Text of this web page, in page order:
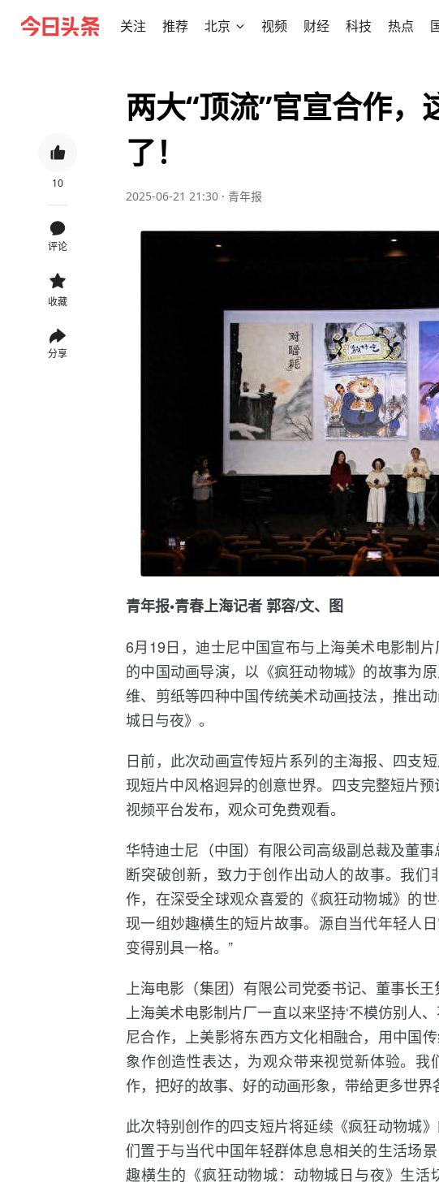
关注 推荐 北京 视频 财经 科技 热点
10
评论
收藏
分享
两大“顶流”官宣合作，
了！
2025-06-21 21:30 · 青年报
青年报•青春上海记者 郭容/文、图
6月19日，迪士尼中国宣布与上海美术电影制
的中国动画导演，以《疯狂动物城》的故事为
维、剪纸等四种中国传统美术动画技法，推出
城日与夜》。
日前，此次动画宣传短片系列的主海报、四支
现短片中风格迥异的创意世界。四支完整短片
视频平台发布，观众可免费观看。
华特迪士尼（中国）有限公司高级副总裁及董
断突破创新，致力于创作出动人的故事。我
作，在深受全球观众喜爱的《疯狂动物城》的
现一组妙趣横生的短片故事。源自当代年轻人
变得别具一格。”
上海电影（集团）有限公司党委书记、董事长王
上海美术电影制片厂一直以来坚持‘不模仿别人
尼合作，上美影将东西方文化相融合，用中国
象作创造性表达，为观众带来视觉新体验。
作，把好的故事、好的动画形象，带给更多世界
此次特别创作的四支短片将延续《疯狂动物城
们置于与当代中国年轻群体息息相关的生活场
趣横生的《疯狂动物城：动物城日与夜》生